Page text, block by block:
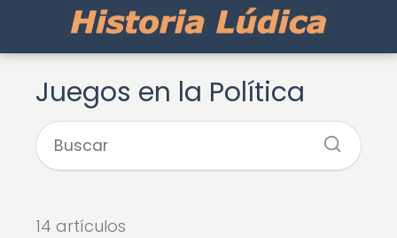
Juegos en la Política
14 artículos